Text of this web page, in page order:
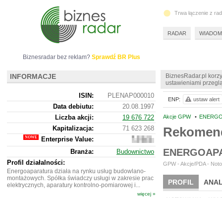
BiznesRadar.pl
ustawieniami
Akcje GPW •
GPW - Akcje/PDA -
PROFIL
ENP: ustaw alert
Biznesradar bez reklam? Sprawdź BR Plus
INFORMACJE
ISIN:
PLENAP000010
Data debiutu:
20.08.1997
Liczba akcji:
19 676 722
Kapitalizacja:
71 623 268
Enterprise Value:
640
268
Branża:
Budownictwo
Profil działalności:
Energoaparatura działa na rynku usług budowlano-
montażowych. Spółka świadczy usługi w zakresie prac
elektrycznych, aparatury kontrolno-pomiarowej i...
więcej »
Trwa łączenie z
RADAR